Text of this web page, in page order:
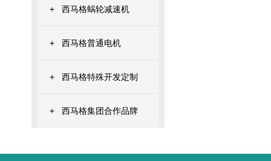
+ 西马格蜗轮减速机
+ 西马格普通电机
+ 西马格特殊开发定制
+ 西马格集团合作品牌